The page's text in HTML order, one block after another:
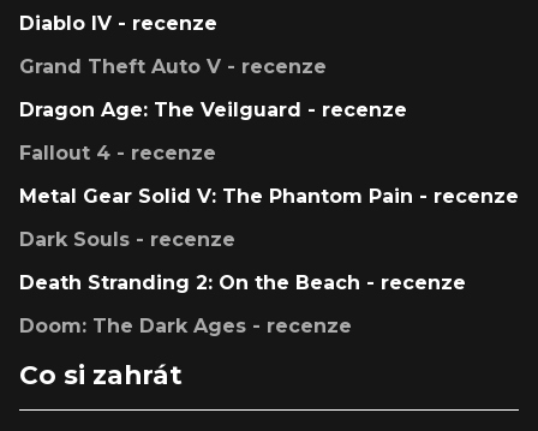
Diablo IV - recenze
Grand Theft Auto V - recenze
Dragon Age: The Veilguard - recenze
Fallout 4 - recenze
Metal Gear Solid V: The Phantom Pain - recenze
Dark Souls - recenze
Death Stranding 2: On the Beach - recenze
Doom: The Dark Ages - recenze
Co si zahrát